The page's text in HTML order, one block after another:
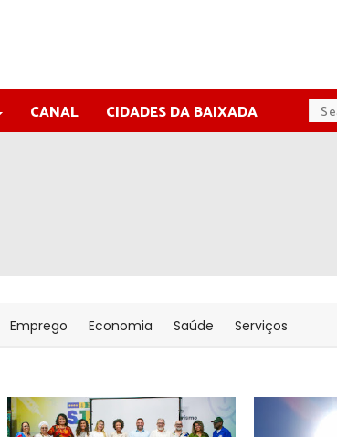
CANAL CIDADES DA BAIXADA
Emprego Economia Saúde Serviços